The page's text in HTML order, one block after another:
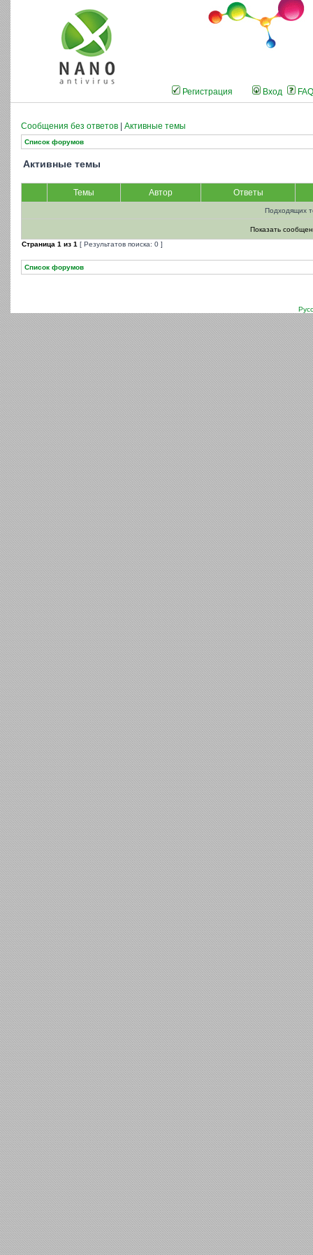
Регистрация Вход FAQ
Сообщения без ответов Активные темы
Список форумов
Активные темы
Темы Автор Ответы
Подходящих
Показать
Страница 1 из 1 [ Результатов поиска: 0 ]
Список форумов